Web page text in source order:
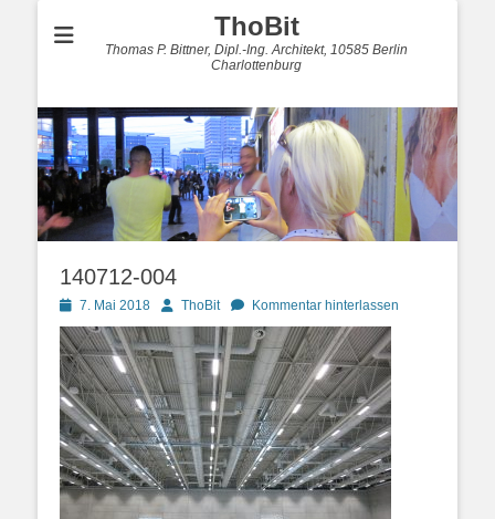
ThoBit
Thomas P. Bittner, Dipl.-Ing. Architekt, 10585 Berlin
Charlottenburg
140712-004
Posted
on
7. Mai 2018 AutorThoBit Kommentar hinterlassen